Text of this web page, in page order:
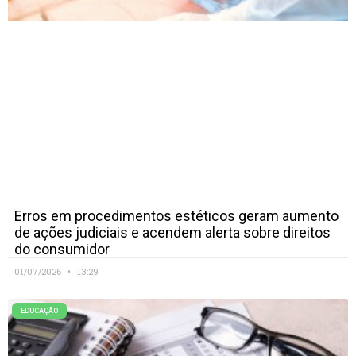
Erros em procedimentos estéticos geram aumento
de ações judiciais e acendem alerta sobre direitos
do consumidor
01/07/2026 13:29
EDUCAÇÃO